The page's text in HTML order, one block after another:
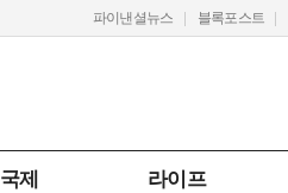
파이낸셜뉴스 블록포스트
국제 라이프